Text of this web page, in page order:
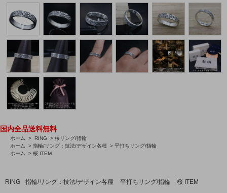
国内全品送料無料
ホーム > RING > 桜リング/指輪
ホーム
> 指輪/リング：技法/デザイン各種 > 平打ちリング/指輪
ホーム
> 桜 ITEM
RING 指輪/リング：技法/デザイン各種 平打ちリング/指輪 桜 ITEM